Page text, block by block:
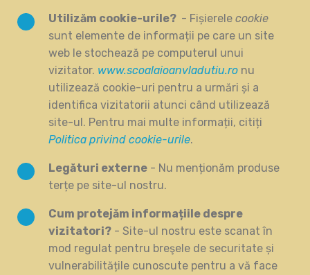
Utilizăm cookie-urile? - Fișierele cookie
sunt elemente de informații pe care un site
web le stochează pe computerul unui
vizitator. www.scoalaioanvladutiu.ro nu
utilizează cookie-uri pentru a urmări și a
identifica vizitatorii atunci când utilizează
site-ul. Pentru mai multe informații, citiți
Politica privind cookie-urile.
Legături externe - Nu menționăm produse
terțe pe site-ul nostru.
Cum protejăm informațiile despre
vizitatori? - Site-ul nostru este scanat în
mod regulat pentru breşele de securitate și
vulnerabilitățile cunoscute pentru a vă face